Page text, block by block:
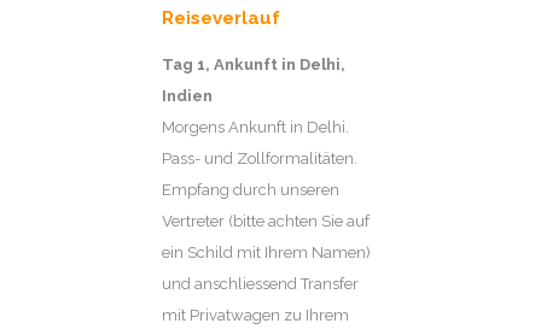
Reiseverlauf
Tag 1, Ankunft in Delhi,
Indien
Morgens Ankunft in Delhi.
Pass- und Zollformalitäten.
Empfang durch unseren
Vertreter (bitte achten Sie auf
ein Schild mit Ihrem Namen)
und anschliessend Transfer
mit Privatwagen zu Ihrem